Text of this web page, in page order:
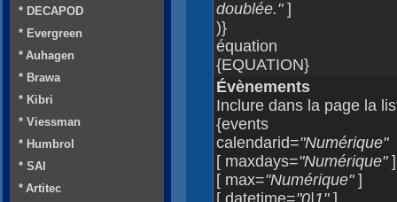
doublée."]
)}
équation
{EQUATION}
Évènements
Inclure dans la page la
{events
calendarid="Numérique"
[ maxdays="Numérique"]
[ max="Numérique"]
* DECAPOD
* Evergreen
* Auhagen
* Brawa
* Kibri
* Viessman
* Humbrol
* SAI
* Artitec